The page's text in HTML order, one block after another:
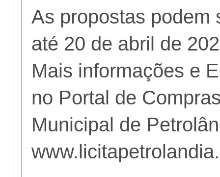
As propostas podem
até 20 de abril de
Mais informações e
no Portal de
Municipal de